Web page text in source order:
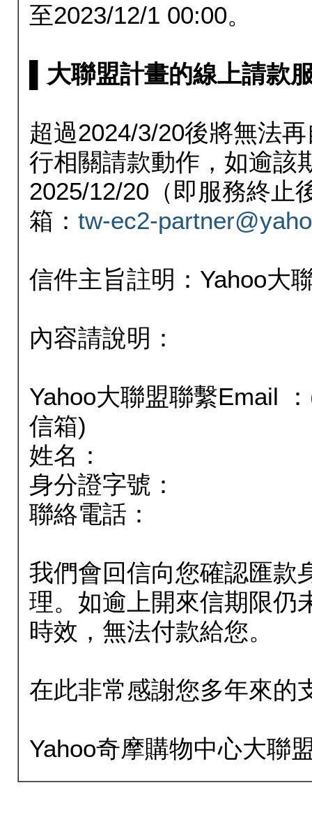
至2023/12/1 00:00。
▌大聯盟計畫的線上請款
超過2024/3/20後將無法
行相關請款動作，如逾該
2025/12/20（即服務終止
箱： tw-ec2-
信件主旨註明：Yahoo大
內容請說明：
Yahoo大聯盟聯繫Email
信箱)
姓名：
身分證字號：
聯絡電話：
我們會回信向您確認匯款
理。如逾上開來信期限仍
時效，無法付款給您。
在此非常感謝您多年來的
Yahoo奇摩購物中心大